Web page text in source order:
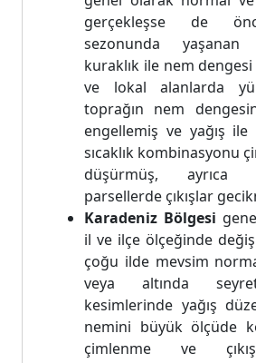
gerçekleşse de
sezonunda yaşanan
kuraklık ile nem
ve lokal alanlarda
toprağın nem
engellemiş ve yağış
sıcaklık kombinasyonu
düşürmüş, ayrıca
parsellerde çıkışlar
Karadeniz Bölgesi
il ve ilçe ölçeğinde
çoğu ilde mevsim
veya altında
kesimlerinde yağış
nemini büyük ölçüde
çimlenme ve